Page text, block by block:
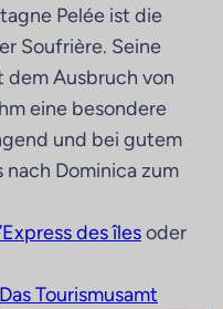
Pelée ist die
Soufrière. Seine
Ausbruch von
eine besondere
und bei gutem
Dominica zum
des îlesoder
Das Tourismusamt